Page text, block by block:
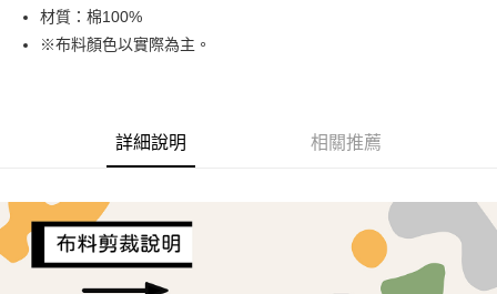
Google Pay
AFTEE先享後付
１．簡單：不需註冊會員、不需綁卡、不需儲值。
３．安心：先確認商品／服務後，再付款。
【「AFTEE先享後付」結帳流程】
１．於結帳方式選擇「AFTEE先享後付」後，將跳轉至「AFTEE先享後付」
結帳頁面，進行簡訊認證並確認金額後，即可完成結帳。
全家取貨付款
每筆NT$65，滿NT$1,500(含以上)免運費
材質：棉100%
※布料顏色以實際為主。
詳細說明 相關推薦